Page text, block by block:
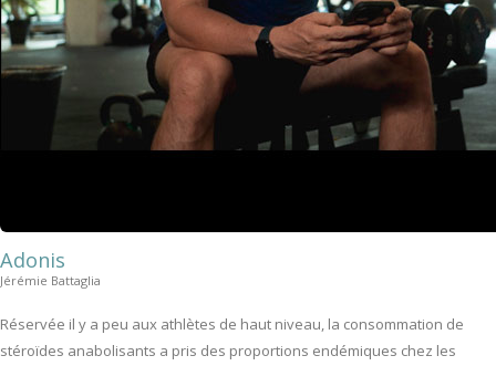
Adonis
Jérémie Battaglia
Réservée il y a peu aux athlètes de haut niveau, la consommation de
stéroïdes anabolisants a pris des proportions endémiques chez les